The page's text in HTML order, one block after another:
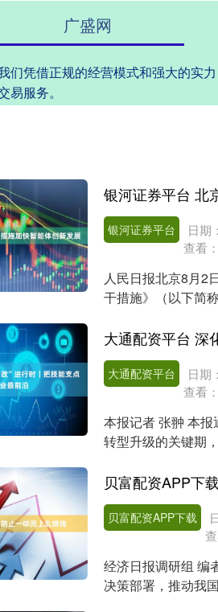
广盛网
凭借正规的经营模式和强大的实
服务。
银河证券平台 北
银河证券平台 日期
查看：
人民日报北京8月2
干措施》（以下简
大通配资平台 日期
查看：
本报记者 张翀 本
转型升级的关键期
贝富配资APP下
贝富配资APP下载
经济日报调研组 编
决策部署，推动我